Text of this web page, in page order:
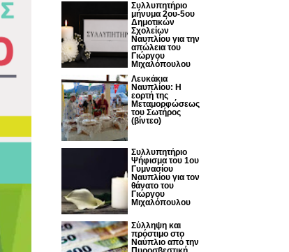
Συλλυπητήριο
μήνυμα 2ου-5ου
Δημοτικών
Σχολείων
Ναυπλίου για την
απώλεια του
Γιώργου
Μιχαλόπουλου
Λευκάκια
Ναυπλίου: Η
εορτή της
Μεταμορφώσεως
του Σωτήρος
(βίντεο)
Συλλυπητήριο
Ψήφισμα του 1ου
Γυμνασίου
Ναυπλίου για τον
θάνατο του
Γιώργου
Μιχαλόπουλου
Σύλληψη και
πρόστιμο στο
Ναύπλιο από την